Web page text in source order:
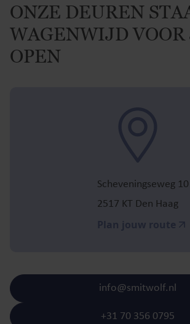
ONZE DEUREN
WAGENWIJD VOOR
OPEN
Scheveningseweg 10
2517 KT Den Haag
+31 70 356 0795
info@smitwolf.nl